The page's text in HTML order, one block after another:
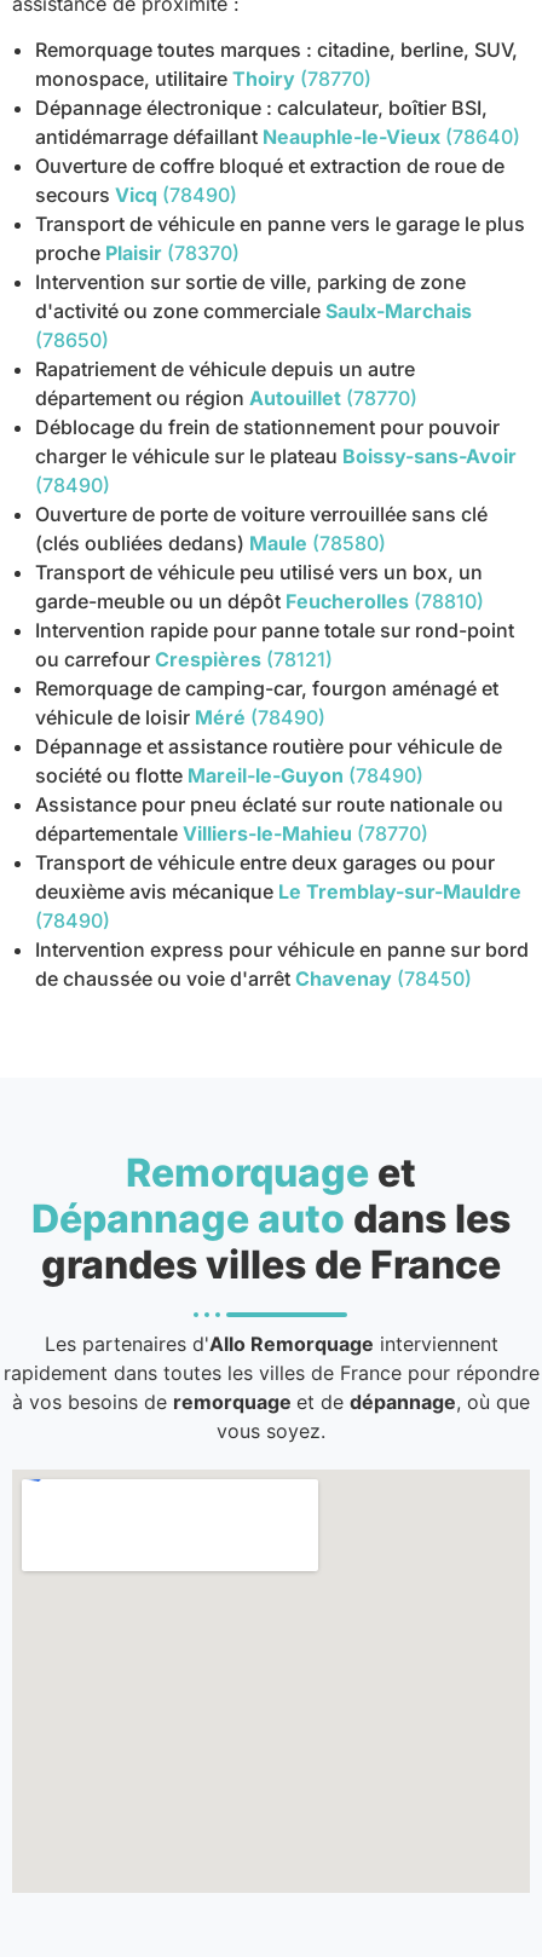
Remorquage toutes marques : citadine, berline, SUV,
monospace, utilitaire Thoiry (78770)
Dépannage électronique : calculateur, boîtier BSI,
antidémarrage défaillant Neauphle-le-Vieux (78640)
Ouverture de coffre bloqué et extraction de roue de
secours Vicq (78490)
Transport de véhicule en panne vers le garage le plus
proche Plaisir (78370)
Intervention sur sortie de ville, parking de zone
d'activité ou zone commerciale Saulx-Marchais
(78650)
Rapatriement de véhicule depuis un autre
département ou région Autouillet (78770)
Déblocage du frein de stationnement pour pouvoir
charger le véhicule sur le plateau Boissy-sans-Avoir
(78490)
Ouverture de porte de voiture verrouillée sans clé
(clés oubliées dedans) Maule (78580)
Transport de véhicule peu utilisé vers un box, un
garde-meuble ou un dépôt Feucherolles (78810)
Intervention rapide pour panne totale sur rond-point
ou carrefour Crespières (78121)
Remorquage de camping-car, fourgon aménagé et
véhicule de loisir Méré (78490)
Dépannage et assistance routière pour véhicule de
société ou flotte Mareil-le-Guyon (78490)
Assistance pour pneu éclaté sur route nationale ou
départementale Villiers-le-Mahieu (78770)
Transport de véhicule entre deux garages ou pour
deuxième avis mécanique Le Tremblay-sur-Mauldre
(78490)
Intervention express pour véhicule en panne sur bord
de chaussée ou voie d'arrêt Chavenay (78450)
Remorquage et
Dépannage auto dans les
grandes villes de France
Les partenaires d'Allo Remorquage interviennent
rapidement dans toutes les villes de France pour répondre
à vos besoins de remorquage et de dépannage, où que
vous soyez.